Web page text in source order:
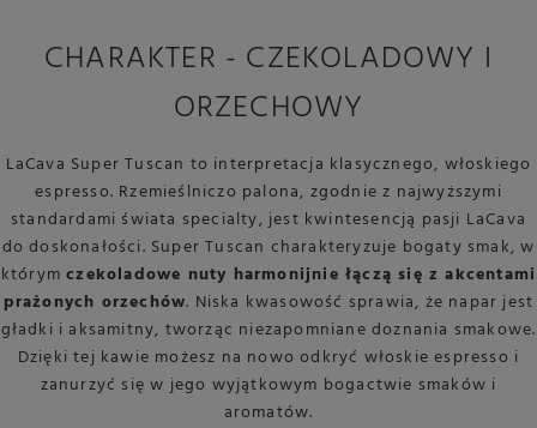
CHARAKTER - CZEKOLADOWY I
ORZECHOWY
LaCava Super Tuscan to interpretacja klasycznego, włoskiego
espresso. Rzemieślniczo palona, zgodnie z najwyższymi
standardami świata specialty, jest kwintesencją pasji LaCava
do doskonałości. Super Tuscan charakteryzuje bogaty smak, w
którymczekoladowe nuty harmonijnie łączą się z akcentami
prażonych orzechów. Niska kwasowość sprawia, że napar jest
gładki i aksamitny, tworząc niezapomniane doznania smakowe.
Dzięki tej kawie możesz na nowo odkryć włoskie espresso i
zanurzyć się w jego wyjątkowym bogactwie smaków i
aromatów.